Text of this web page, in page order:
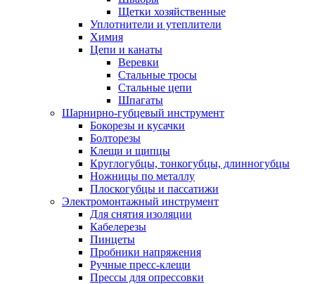
Щетки хозяйственные
Уплотнители и утеплители
Химия
Цепи и канаты
Веревки
Стальные тросы
Стальные цепи
Шпагаты
Шарнирно-губцевый инструмент
Бокорезы и кусачки
Болторезы
Клещи и щипцы
Круглогубцы, тонкогубцы, длинногубцы
Ножницы по металлу
Плоскогубцы и пассатижи
Электромонтажный инструмент
Для снятия изоляции
Кабелерезы
Пинцеты
Пробники напряжения
Ручные пресс-клещи
Прессы для опрессовки